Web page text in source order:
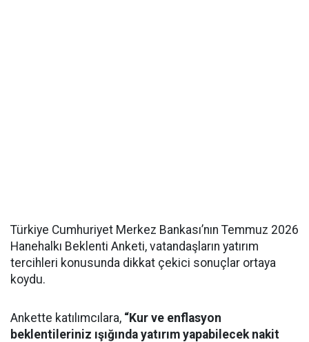
Türkiye Cumhuriyet Merkez Bankası’nın Temmuz 2026
Hanehalkı Beklenti Anketi, vatandaşların yatırım
tercihleri konusunda dikkat çekici sonuçlar ortaya
koydu.
Ankette katılımcılara, “Kur ve enflasyon
beklentileriniz ışığında yatırım yapabilecek nakit